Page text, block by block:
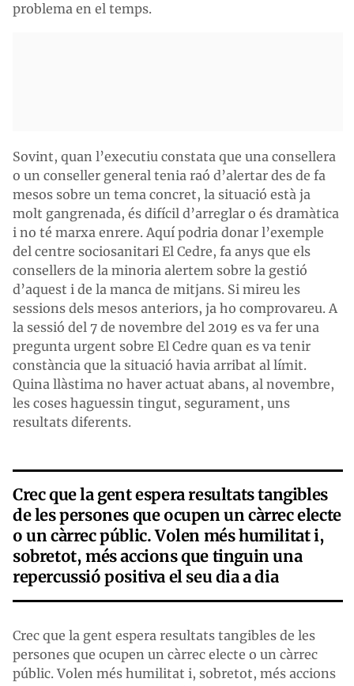
problema en el temps.
Sovint, quan l’executiu constata que una consellera
o un conseller general tenia raó d’alertar des de fa
mesos sobre un tema concret, la situació està ja
molt gangrenada, és difícil d’arreglar o és dramàtica
i no té marxa enrere. Aquí podria donar l’exemple
del centre sociosanitari El Cedre, fa anys que els
consellers de la minoria alertem sobre la gestió
d’aquest i de la manca de mitjans. Si mireu les
sessions dels mesos anteriors, ja ho comprovareu. A
la sessió del 7 de novembre del 2019 es va fer una
pregunta urgent sobre El Cedre quan es va tenir
constància que la situació havia arribat al límit.
Quina llàstima no haver actuat abans, al novembre,
les coses haguessin tingut, segurament, uns
resultats diferents.
Crec que la gent espera resultats tangibles
de les persones que ocupen un càrrec electe
o un càrrec públic. Volen més humilitat i,
sobretot, més accions que tinguin una
repercussió positiva el seu dia a dia
Crec que la gent espera resultats tangibles de les
persones que ocupen un càrrec electe o un càrrec
públic. Volen més humilitat i, sobretot, més accions